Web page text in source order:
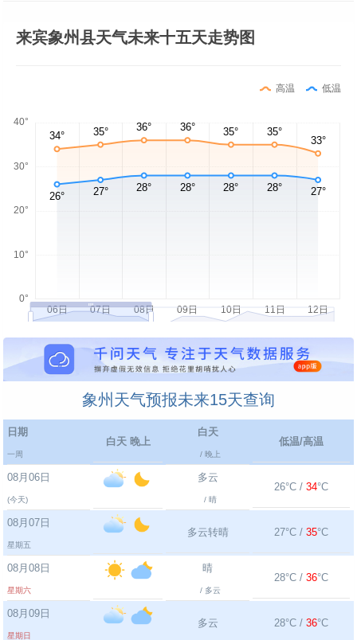
来宾象州县天气未来十五天走势图
高温 低温
象州天气预报未来15天查询
日期
一周
白天 晚上
白天
/ 晚上
低温/高温
08月06日
(今天)
多云
/ 晴
26°C / 34°C
08月07日
星期五
多云转晴 27°C / 35°C
08月08日
星期六
晴
/ 多云
28°C / 36°C
08月09日
星期日
多云 28°C / 36°C